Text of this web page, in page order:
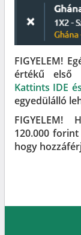
FIGYELEM!
értékű első
Kattints IDE
egyedülálló
FIGYELEM!
120.000
hogy